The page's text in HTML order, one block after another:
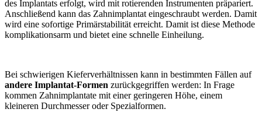
des Implantats erfolgt, wird mit rotierenden Instrumenten präpariert.
Anschließend kann das Zahnimplantat eingeschraubt werden. Damit
wird eine sofortige Primärstabilität erreicht. Damit ist diese Methode
komplikationsarm und bietet eine schnelle Einheilung.
Bei schwierigen Kieferverhältnissen kann in bestimmten Fällen auf
andere Implantat-Formen zurückgegriffen werden: In Frage
kommen Zahnimplantate mit einer geringeren Höhe, einem
kleineren Durchmesser oder Spezialformen.